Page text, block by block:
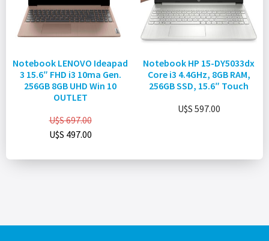
Notebook LENOVO Ideapad
3 15.6″ FHD i3 10ma Gen.
256GB 8GB UHD Win 10
OUTLET
U$S697.00
U$S 497.00
Notebook HP 15-DY5033dx
Core i3 4.4GHz, 8GB RAM,
256GB SSD, 15.6″ Touch
U$S 597.00